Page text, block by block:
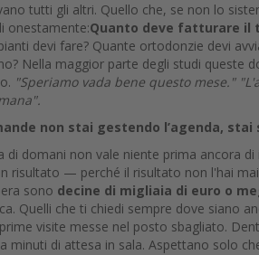
tutti gli altri. Quello che, se non lo
onestamente:Quanto deve fatturare il
devi fare? Quante ortodonzie devi
Nella maggior parte degli studi queste
"Speriamo vada bene questo mese."
non stai gestendo l’agenda,
di domani non vale niente prima ancora
risultato — perché il risultato non l'hai
sono decine di migliaia di euro o
Quelli che ti chiedi sempre dove siano
visite messe nel posto sbagliato.
minuti di attesa in sala. Aspettano solo